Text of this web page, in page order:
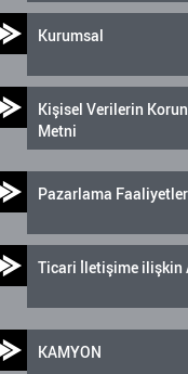
Kurumsal
Kişisel Verilerin
Metni
Pazarlama
Ticari İletişime ilişkin
KAMYON